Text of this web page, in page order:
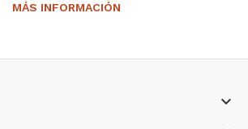
MÁS INFORMACIÓN
